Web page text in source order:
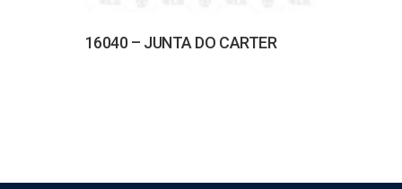
16040 – JUNTA DO CARTER